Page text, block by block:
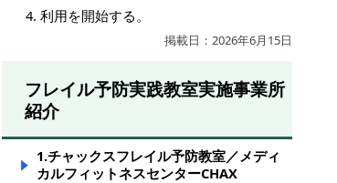
利用を開始する。
掲載日：2026年6月15日
フレイル予防実践教室実施事業所
紹介
1.チャックスフレイル予防教室／メディ
カルフィットネスセンターCHAX